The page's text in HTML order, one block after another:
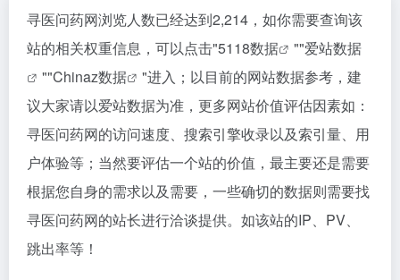
寻医问药网浏览人数已经达到2,214，如你需要查询该
站的相关权重信息，可以点击"5118数据 ""爱站数据
""Chinaz数据
"进入；以目前的网站数据参考，建
议大家请以爱站数据为准，更多网站价值评估因素如：
寻医问药网的访问速度、搜索引擎收录以及索引量、用
户体验等；当然要评估一个站的价值，最主要还是需要
根据您自身的需求以及需要，一些确切的数据则需要找
寻医问药网的站长进行洽谈提供。如该站的IP、PV、
跳出率等！